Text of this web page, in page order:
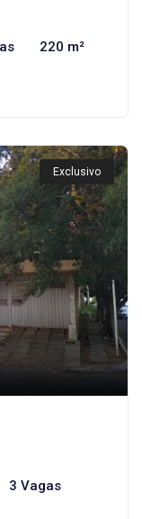
220 m²
Exclusivo
3 Vagas